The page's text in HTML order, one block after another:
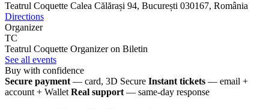
Teatrul Coquette Calea Călărași 94, București 030167, România
Directions
Organizer
TC
Teatrul Coquette Organizer on Biletin
See all events
Buy with confidence
Secure payment — card, 3D Secure Instant tickets — email +
account + Wallet Real support — same-day response